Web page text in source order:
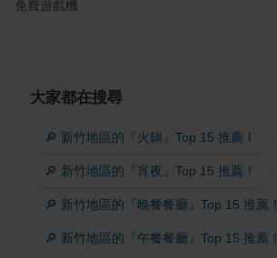
免費遊戲機
大家都在搜尋
🔎 新竹地區的『火鍋』Top 15 推薦！
🔎 新竹地區的『宵夜』Top 15 推薦！
🔎 新竹地區的『晚餐餐廳』Top 15 推薦！
🔎 新竹地區的『午餐餐廳』Top 15 推薦！